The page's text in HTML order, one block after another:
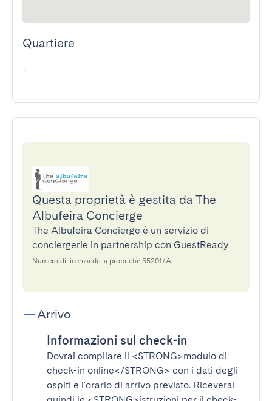
Quartiere
-
Questa proprietà è gestita da The
Albufeira Concierge
The Albufeira Concierge è un servizio di
conciergerie in partnership con GuestReady
Numero di licenza della proprietà: 55201/AL
Arrivo
Informazioni sul check-in
Dovrai compilare il <STRONG>modulo di
check-in online</STRONG> con i dati degli
ospiti e l'orario di arrivo previsto. Riceverai